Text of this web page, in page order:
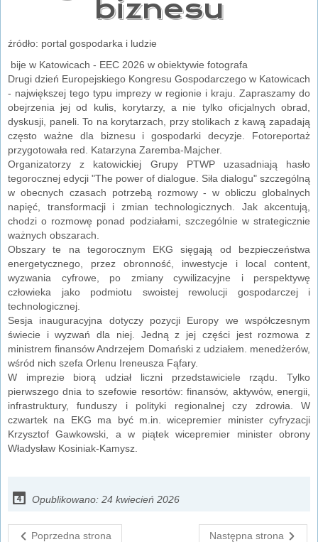
biznesu
źródło: portal gospodarka i ludzie
bije w Katowicach - EEC 2026 w obiektywie fotografa
Drugi dzień Europejskiego Kongresu Gospodarczego w Katowicach
- największej tego typu imprezy w regionie i kraju. Zapraszamy do
obejrzenia jej od kulis, korytarzy, a nie tylko oficjalnych obrad,
dyskusji, paneli. To na korytarzach, przy stolikach z kawą zapadają
często ważne dla biznesu i gospodarki decyzje. Fotoreportaż
przygotowała red. Katarzyna Zaremba-Majcher.
Organizatorzy z katowickiej Grupy PTWP uzasadniają hasło
tegorocznej edycji "The power of dialogue. Siła dialogu" szczególną
w obecnych czasach potrzebą rozmowy - w obliczu globalnych
napięć, transformacji i zmian technologicznych. Jak akcentują,
chodzi o rozmowę ponad podziałami, szczególnie w strategicznie
ważnych obszarach.
Obszary te na tegorocznym EKG sięgają od bezpieczeństwa
energetycznego, przez obronność, inwestycje i local content,
wyzwania cyfrowe, po zmiany cywilizacyjne i perspektywę
człowieka jako podmiotu swoistej rewolucji gospodarczej i
technologicznej.
Sesja inauguracyjna dotyczy pozycji Europy we współczesnym
świecie i wyzwań dla niej. Jedną z jej części jest rozmowa z
ministrem finansów Andrzejem Domański z udziałem. menedżerów,
wśród nich szefa Orlenu Ireneusza Fąfary.
W imprezie biorą udział liczni przedstawiciele rządu. Tylko
pierwszego dnia to szefowie resortów: finansów, aktywów, energii,
infrastruktury, funduszy i polityki regionalnej czy zdrowia. W
czwartek na EKG ma być m.in. wicepremier minister cyfryzacji
Krzysztof Gawkowski, a w piątek wicepremier minister obrony
Władysław Kosiniak-Kamysz.
Opublikowano: 24 kwiecień 2026
Poprzedna strona Następna strona